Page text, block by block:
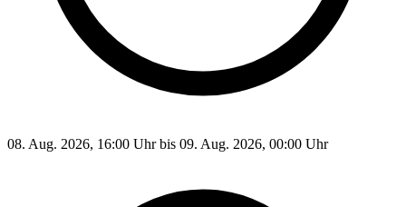
08. Aug. 2026, 16:00 Uhr bis 09. Aug. 2026, 00:00 Uhr